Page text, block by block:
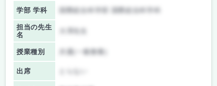
学部 学科 国際総合科学部 国際総合科学科
担当の先生
名
授業種別 共通(一般教養)
出席